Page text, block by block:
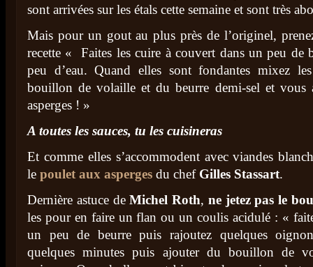
sont arrivées sur les étals cette semaine et sont très
Mais pour un gout au plus près de l’originel,
recette « Faites les cuire à couvert dans un peu de
peu d’eau. Quand elles sont fondantes mixez
bouillon de volaille et du beurre demi-sel et vous
asperges ! »
A toutes les sauces, tu les cuisineras
Et comme elles s’accommodent avec viandes
le poulet aux asperges du chef Gilles Stassart.
Dernière astuce deMichel Roth, ne jetez pas le
les pour en faire un flan ou un coulis acidulé : «
un peu de beurre puis rajoutez quelques
quelques minutes puis ajouter du bouillon de